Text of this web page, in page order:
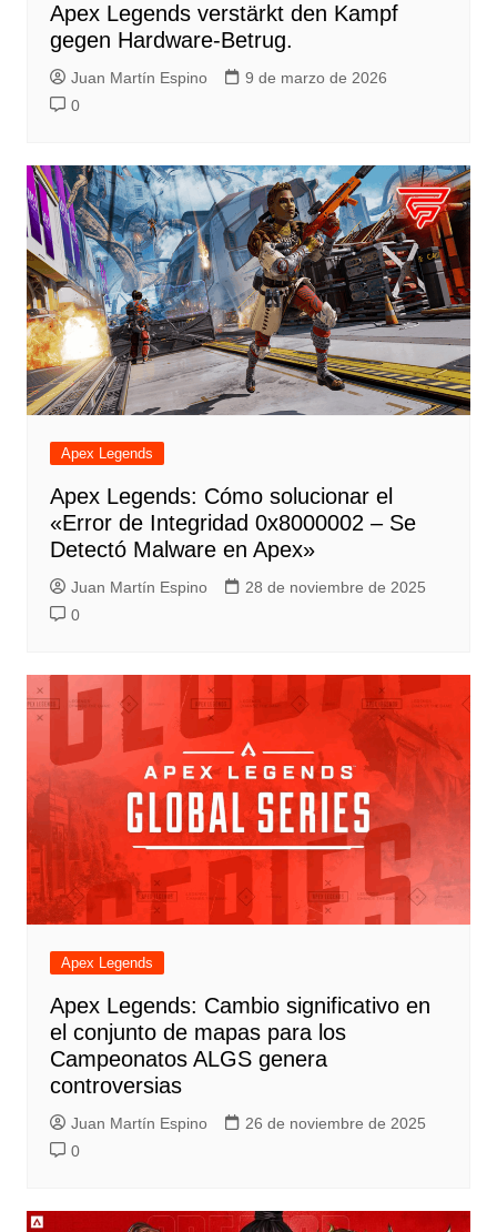
Apex Legends verstärkt den Kampf
gegen Hardware-Betrug.
Juan Martín Espino
9 de marzo de 2026
0
Apex Legends
Apex Legends: Cómo solucionar el
«Error de Integridad 0x8000002 – Se
Detectó Malware en Apex»
Juan Martín Espino
28 de noviembre de 2025
0
Apex Legends
Apex Legends: Cambio significativo en
el conjunto de mapas para los
Campeonatos ALGS genera
controversias
Juan Martín Espino
26 de noviembre de 2025
0